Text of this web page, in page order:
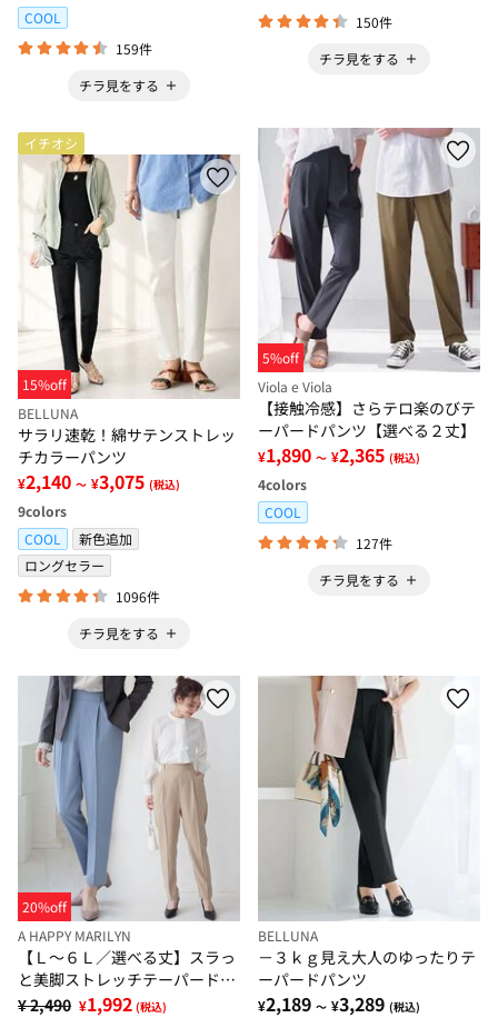
COOL
159件
チラ見をする
150件
チラ見をする
イチオシ
15%off
BELLUNA
サラリ速乾！綿サテンストレッ
チカラーパンツ
¥2,140 ～ ¥3,075 (税込)
9colors
COOL
新色追加
ロングセラー
1096件
チラ見をする
5%off
Viola e Viola
【接触冷感】さらテロ楽のびテ
ーパードパンツ【選べる２丈】
¥1,890 ～ ¥2,365 (税込)
4colors
COOL
127件
チラ見をする
20%off
A HAPPY MARILYN
【Ｌ～６Ｌ／選べる丈】スラっ
と美脚ストレッチテーパードパ
ンツ
¥ 2,490 ¥1,992 (税込)
BELLUNA
－３ｋｇ見え大人のゆったりテ
ーパードパンツ
¥2,189 ～ ¥3,289 (税込)